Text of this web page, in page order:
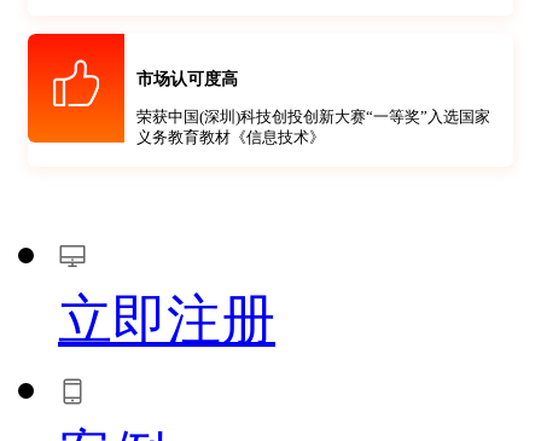
市场认可度高
荣获中国(深圳)科技创投创新大赛“一等奖”入选国家
义务教育教材《信息技术》
立即注册